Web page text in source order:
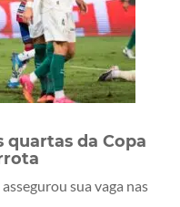
quartas da Copa
sua vaga nas